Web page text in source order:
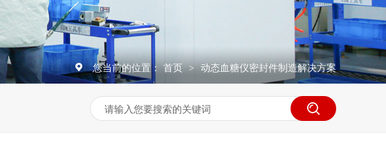
您当前的位置： 首页 > 动态血糖仪密封件制造解决方案